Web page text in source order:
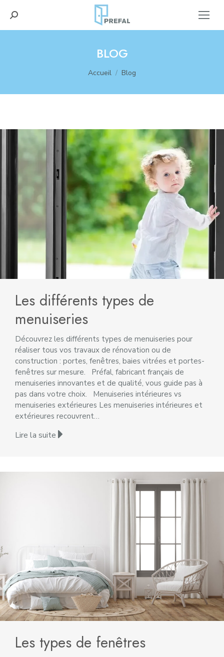
Recherche
:
BLOG
Vous êtes ici :
Accueil Blog
Les différents types de
menuiseries
Découvrez les différents types de menuiseries pour
réaliser tous vos travaux de rénovation ou de
construction : portes, fenêtres, baies vitrées et portes-
fenêtres sur mesure. Préfal, fabricant français de
menuiseries innovantes et de qualité, vous guide pas à
pas dans votre choix. Menuiseries intérieures vs
menuiseries extérieures Les menuiseries intérieures et
extérieures recouvrent…
Lire la suite
Les types de fenêtres